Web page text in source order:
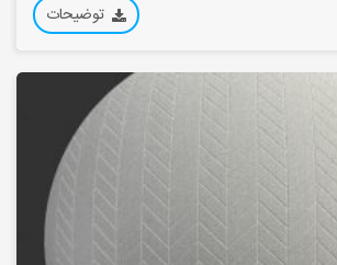
توضیحات